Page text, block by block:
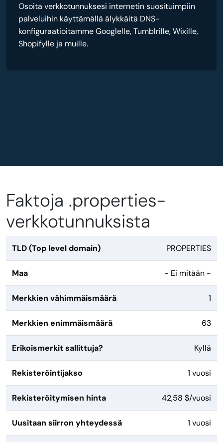
Osoita verkkotunnuksesi internetin suosituimpiin
palveluihin käyttämällä älykkäitä DNS-
konfiguraatioitamme Googlelle, Tumblrille, Wixille,
Shopifylle ja muille.
Faktoja .properties-
verkkotunnuksista
TLD (Top level domain) PROPERTIES
Maa - Ei mitään -
Merkkien vähimmäismäärä 1
Merkkien enimmäismäärä 63
Erikoismerkit sallittuja? Kyllä
Rekisteröintijakso 1 vuosi
Rekisteröitymisen hinta 42,58 $/vuosi
Uusitaan siirron yhteydessä 1 vuosi